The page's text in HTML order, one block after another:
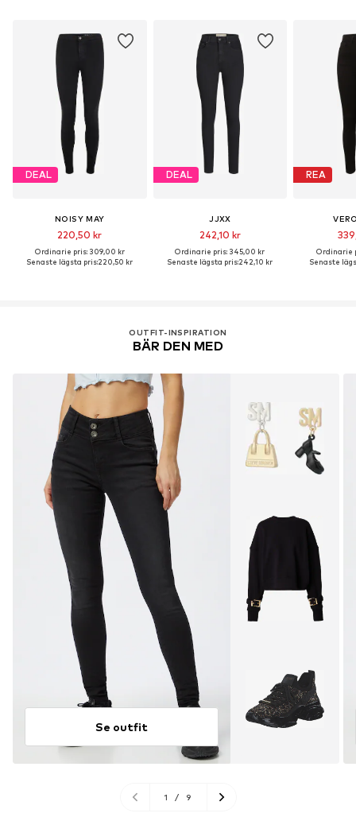
DEAL
NOISY MAY
220,50 kr
Ordinarie pris: 309,00 kr
Senaste lägsta pris:220,50 kr
DEAL
JJXX
242,10 kr
Ordinarie pris: 345,00 kr
Senaste lägsta pris:242,10 kr
REA
Ordinarie
Senaste
OUTFIT-INSPIRATION
BÄR DEN MED
Se outfit
1 / 9